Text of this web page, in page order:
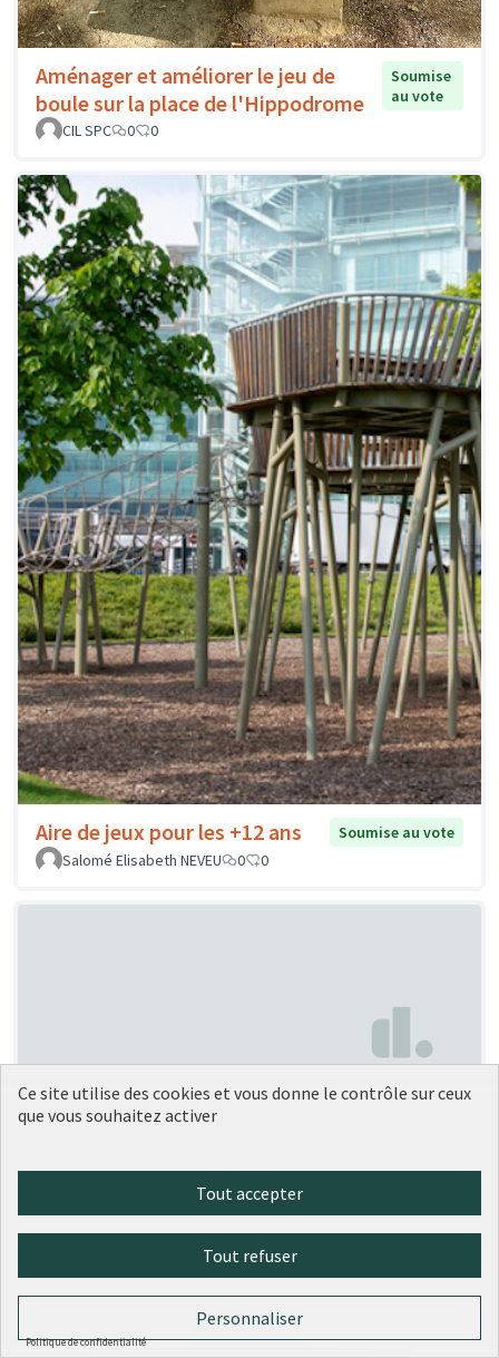
Aménager et améliorer le jeu de
boule sur la place de l'Hippodrome
Soumise
au vote
CIL SPC
0 0
Aire de jeux pour les +12 ans
Soumise au vote
Salomé Elisabeth NEVEU
0 0
Récupérateur d'eau de pluie
Soumise au vote
Ce site utilise des cookies et vous donne le contrôle sur ceux
que vous souhaitez activer
Tout accepter
Tout refuser
Personnaliser
Politique de confidentialité